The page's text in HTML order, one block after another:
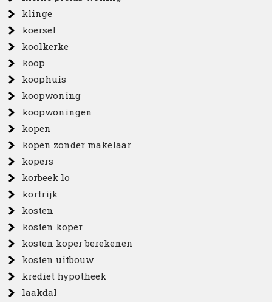
klinge
koersel
koolkerke
koop
koophuis
koopwoning
koopwoningen
kopen
kopen zonder makelaar
kopers
korbeek lo
kortrijk
kosten
kosten koper
kosten koper berekenen
kosten uitbouw
krediet hypotheek
laakdal